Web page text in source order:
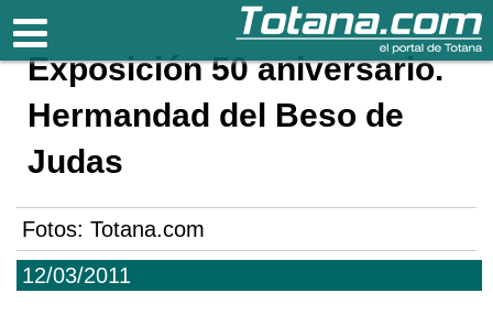
Totana.com
12/03/2011
Exposición 50 aniversario.
Hermandad del Beso de
Judas
Fotos: Totana.com